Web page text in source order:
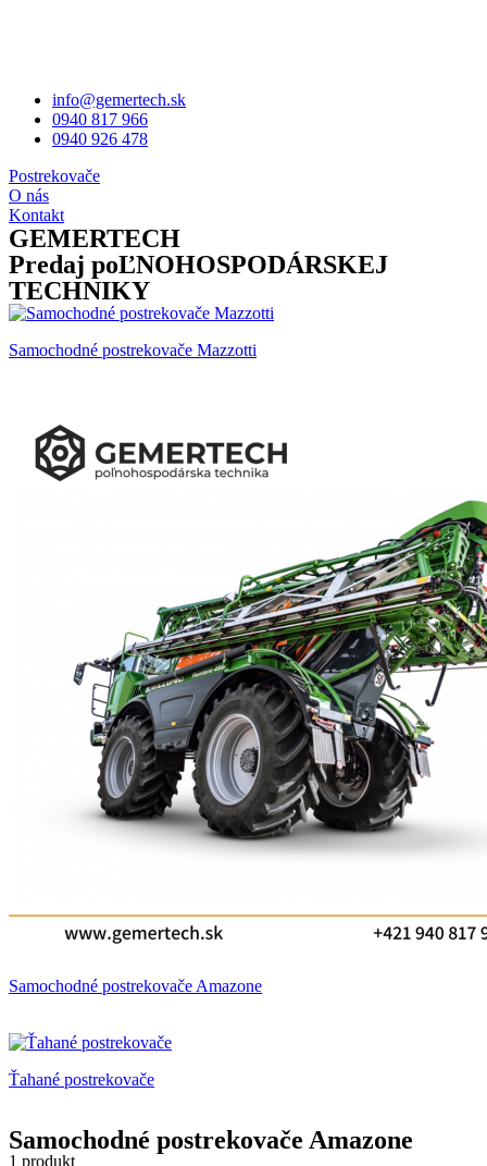
info@gemertech.sk
0940 817 966
0940 926 478
Postrekovače
O nás
Kontakt
GEMERTECH
Predaj poĽNOHOSPODÁRSKEJ
TECHNIKY
Samochodné postrekovače Mazzotti
Samochodné postrekovače Amazone
Ťahané postrekovače
Samochodné postrekovače Amazone
1 produkt